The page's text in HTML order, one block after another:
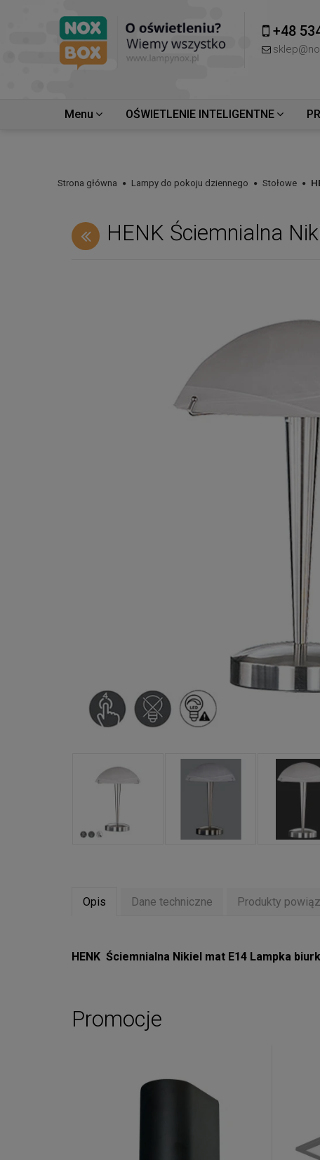
+48
Menu OŚWIETLENIE INTELIGENTNE
Strona główna Lampy do pokoju dziennego Stołowe
HENK Ściemnialna
Opis Dane techniczne Produkty
HENK Ściemnialna Nikiel mat E14 Lampka
Promocje